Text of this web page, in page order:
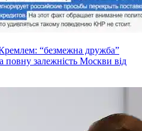
“безмежна дружба”
повну залежність Москви від